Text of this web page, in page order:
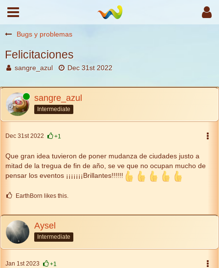
Bugs y problemas
Felicitaciones
sangre_azul Dec 31st 2022
Online sangre_azul
Intermediate
Dec 31st 2022 +1
Que gran idea tuvieron de poner mudanza de ciudades justo a
mitad de la tregua de fin de año, se ve que no ocupan mucho de
pensar los eventos ¡¡¡¡¡¡¡Brillantes!!!!!!
EarthBorn likes this.
Aysel
Intermediate
Jan 1st 2023 +1